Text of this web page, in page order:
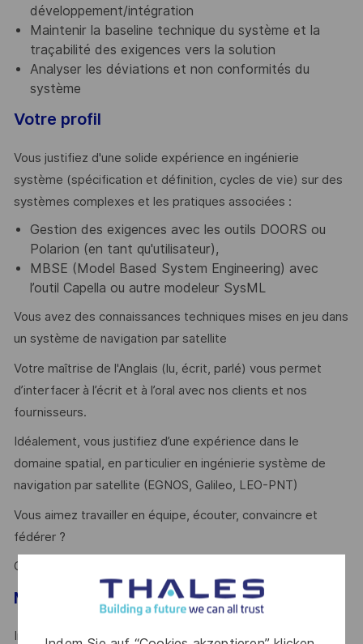
développement/intégration
Maintenir la baseline technique du système et la
traçabilité des exigences vers la solution
Analyser les déviations et non conformités du
système
Votre profil
Vous justifiez d'une solide expérience en ingénierie
système (spécification et définition, cycles de vie) sur des
systèmes complexes et les pratiques associées :
Gestion des exigences avec les outils DOORS ou
Polarion (en tant qu'utilisateur),
MBSE (Model Based System Engineering) avec
l’outil Capella ou autre modeleur SysML
Vous avez des connaissances techniques mises en jeu dans
un système de navigation par satellite
Votre maîtrise de l'Anglais (lu, écrit, parlé) vous permet
d’interfacer à l’écrit et à l’oral avec nos clients et nos
fournisseurs.
Idéalement, vous justifiez d’une expérience dans le
domaine spatial, en particulier en ingénierie système de
navigation par satellite (EGNOS, Galileo, LEO-PNT)
Vous aimez travailler en équipe, écouter, convaincre et
fédérer ?
Ce poste est pour vous !
Mot de l’ équipe
Intégrer notre équipe d’ingénieurs spécialisés dans la